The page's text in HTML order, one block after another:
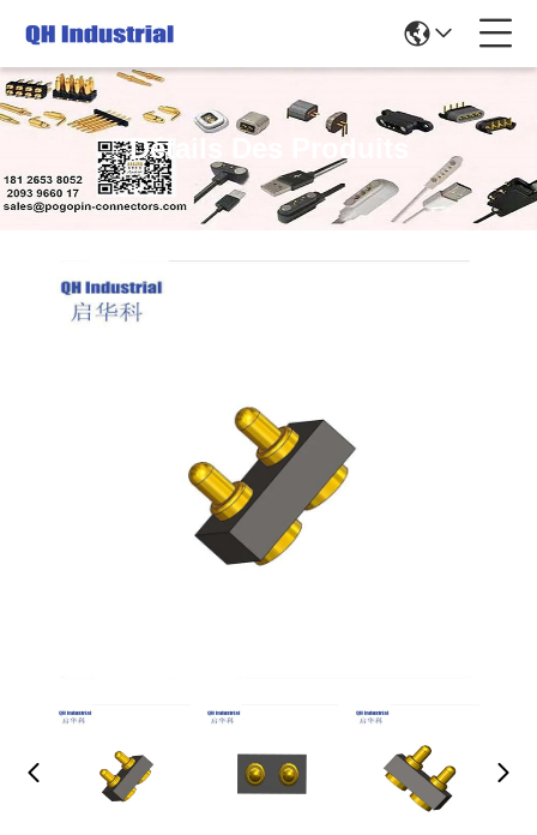
Détails Des Produits